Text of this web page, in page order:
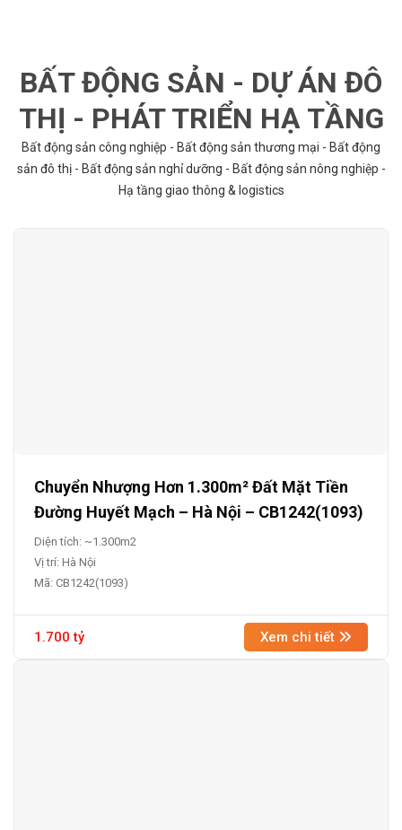
BẤT ĐỘNG SẢN - DỰ ÁN ĐÔ
THỊ - PHÁT TRIỂN HẠ TẦNG
Bất động sản công nghiệp - Bất động sản thương mại - Bất động
sản đô thị - Bất động sản nghỉ dưỡng - Bất động sản nông nghiệp -
Hạ tầng giao thông & logistics
Chuyển Nhượng Hơn 1.300m² Đất Mặt Tiền
Đường Huyết Mạch – Hà Nội – CB1242(1093)
Diện tích: ~1.300m2
Vị trí: Hà Nội
Mã: CB1242(1093)
1.700 tỷ Xem chi tiết